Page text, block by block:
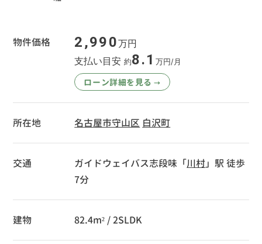
物件価格 2,990万円
支払い目安約8.1万円/月
ローン詳細を見る→
所在地 名古屋市守山区 白沢町
交通 ガイドウェイバス志段味「川村」駅 徒歩
7分
建物 82.4m² / 2SLDK